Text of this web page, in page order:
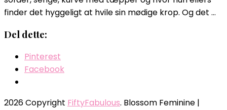
finder det hyggeligt at hvile sin mødige krop. Og det …
Del dette:
Pinterest
Facebook
2026 Copyright FiftyFabulous. Blossom Feminine |